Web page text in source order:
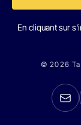
En cliquant sur
© 2026